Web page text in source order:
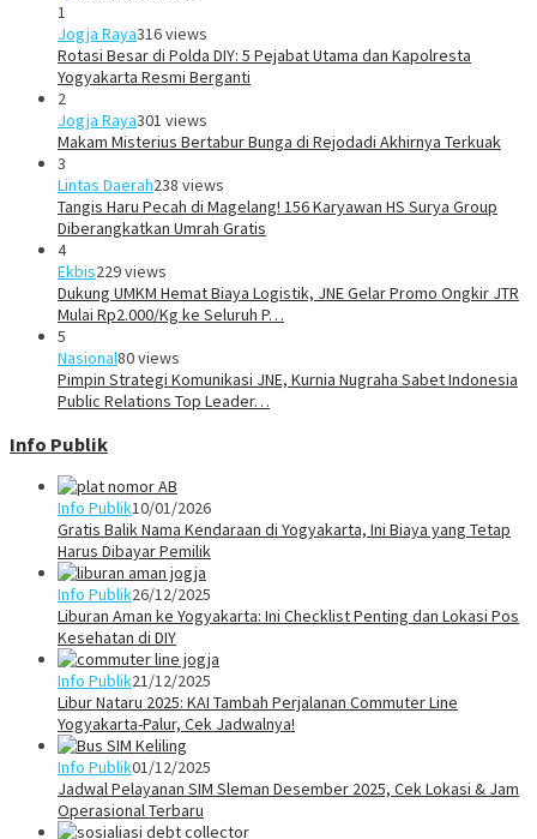
1
Jogja Raya316 views
Rotasi Besar di Polda DIY: 5 Pejabat Utama dan Kapolresta
Yogyakarta Resmi Berganti
2
Jogja Raya301 views
Makam Misterius Bertabur Bunga di Rejodadi Akhirnya Terkuak
3
Lintas Daerah238 views
Tangis Haru Pecah di Magelang! 156 Karyawan HS Surya Group
Diberangkatkan Umrah Gratis
4
Ekbis229 views
Dukung UMKM Hemat Biaya Logistik, JNE Gelar Promo Ongkir JTR
Mulai Rp2.000/Kg ke Seluruh P…
5
Nasional80 views
Pimpin Strategi Komunikasi JNE, Kurnia Nugraha Sabet Indonesia
Public Relations Top Leader…
Info Publik
Info Publik10/01/2026
Gratis Balik Nama Kendaraan di Yogyakarta, Ini Biaya yang Tetap
Harus Dibayar Pemilik
Info Publik26/12/2025
Liburan Aman ke Yogyakarta: Ini Checklist Penting dan Lokasi Pos
Kesehatan di DIY
Info Publik21/12/2025
Libur Nataru 2025: KAI Tambah Perjalanan Commuter Line
Yogyakarta-Palur, Cek Jadwalnya!
Info Publik01/12/2025
Jadwal Pelayanan SIM Sleman Desember 2025, Cek Lokasi & Jam
Operasional Terbaru